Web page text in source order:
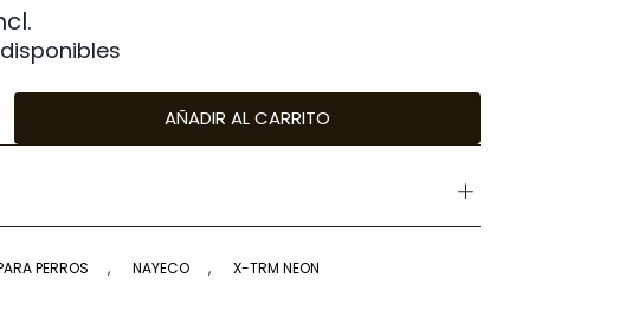
AÑADIR AL CARRITO
PERROS , NAYECO , X-TRM NEON